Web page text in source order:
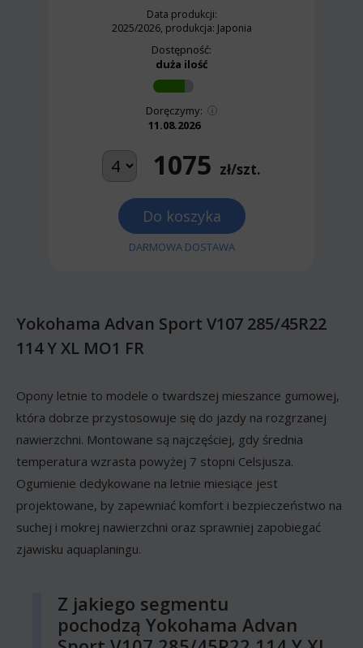
Data produkcji:
2025/2026, produkcja: Japonia
Dostępność:
duża ilość
Doręczymy:
11.08.2026
1075 zł/szt.
Do koszyka
DARMOWA DOSTAWA
Yokohama Advan Sport V107 285/45R22
114 Y XL MO1 FR
Opony letnie to modele o twardszej mieszance gumowej,
która dobrze przystosowuje się do jazdy na rozgrzanej
nawierzchni. Montowane są najczęściej, gdy średnia
temperatura wzrasta powyżej 7 stopni Celsjusza.
Ogumienie dedykowane na letnie miesiące jest
projektowane, by zapewniać komfort i bezpieczeństwo na
suchej i mokrej nawierzchni oraz sprawniej zapobiegać
zjawisku aquaplaningu.
Z jakiego segmentu
pochodzą Yokohama Advan